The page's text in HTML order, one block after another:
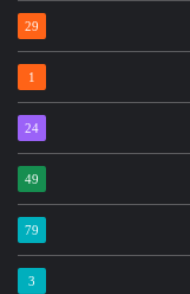
29
1
24
49
79
3